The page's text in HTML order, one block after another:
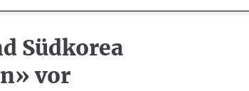
Südkorea
vor